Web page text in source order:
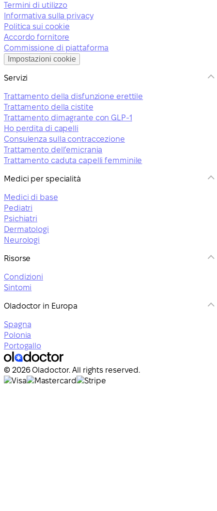
Termini di utilizzo
Informativa sulla privacy
Politica sui cookie
Accordo fornitore
Commissione di piattaforma
Impostazioni cookie
Servizi
Trattamento della disfunzione erettile
Trattamento della cistite
Trattamento dimagrante con GLP-1
Ho perdita di capelli
Consulenza sulla contraccezione
Trattamento dell’emicrania
Trattamento caduta capelli femminile
Medici per specialità
Medici di base
Pediatri
Psichiatri
Dermatologi
Neurologi
Risorse
Condizioni
Sintomi
Oladoctor in Europa
Spagna
Polonia
Portogallo
© 2026 Oladoctor. All rights reserved.